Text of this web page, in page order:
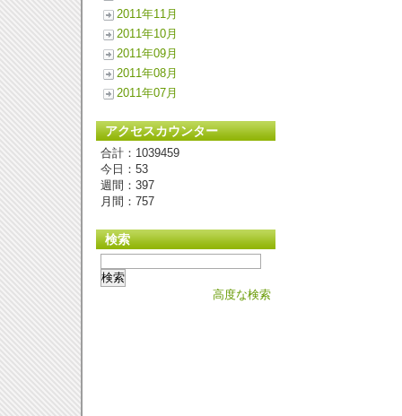
2011年11月
2011年10月
2011年09月
2011年08月
2011年07月
アクセスカウンター
合計：1039459
今日：53
週間：397
月間：757
検索
高度な検索